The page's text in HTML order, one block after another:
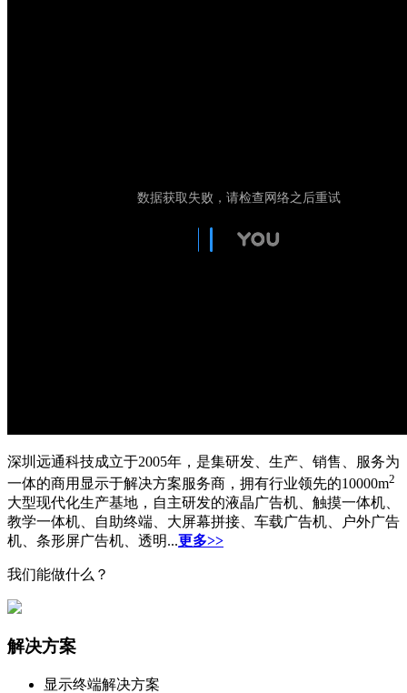
深圳远通科技成立于2005年，是集研发、生产、销售、服务为
一体的商用显示于解决方案服务商，拥有行业领先的10000m2
大型现代化生产基地，自主研发的液晶广告机、触摸一体机、
教学一体机、自助终端、大屏幕拼接、车载广告机、户外广告
机、条形屏广告机、透明...更多>>
我们能做什么？
解决方案
显示终端解决方案